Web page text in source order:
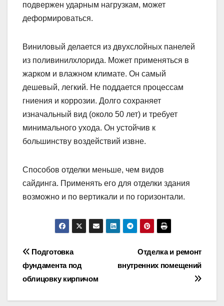
подвержен ударным нагрузкам, может
деформироваться.
Виниловый делается из двухслойных панелей
из поливинилхлорида. Может применяться в
жарком и влажном климате. Он самый
дешевый, легкий. Не поддается процессам
гниения и коррозии. Долго сохраняет
изначальный вид (около 50 лет) и требует
минимального ухода. Он устойчив к
большинству воздействий извне.
Способов отделки меньше, чем видов
сайдинга. Применять его для отделки здания
возможно и по вертикали и по горизонтали.
Навигация
по
записям
Отделка и ремонт
внутренних помещений
Подготовка
фундамента под
облицовку кирпичом